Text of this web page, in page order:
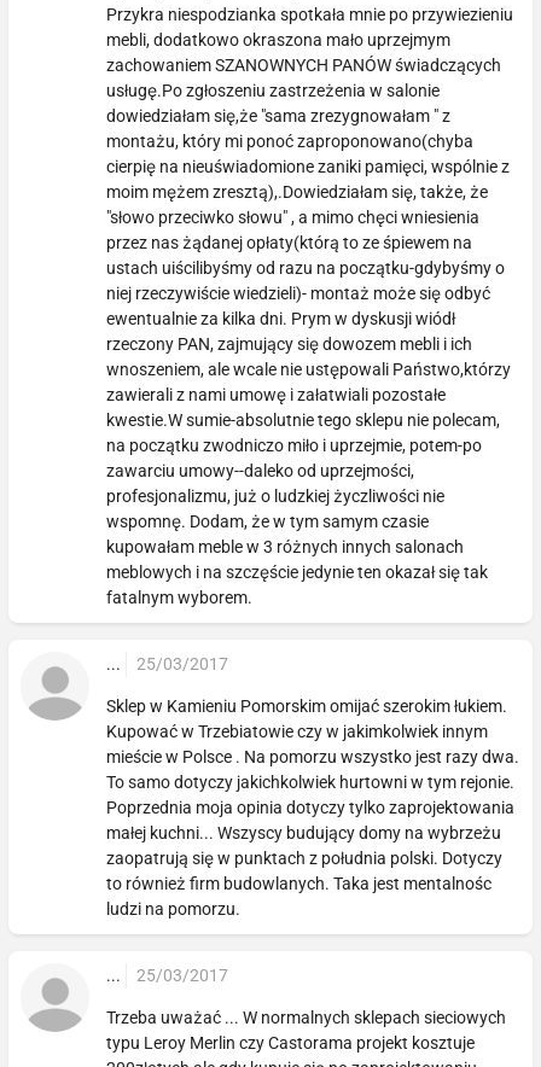
Przykra niespodzianka spotkała mnie po przywiezieniu
mebli, dodatkowo okraszona mało uprzejmym
zachowaniem SZANOWNYCH PANÓW świadczących
usługę.Po zgłoszeniu zastrzeżenia w salonie
dowiedziałam się,że "sama zrezygnowałam " z
montażu, który mi ponoć zaproponowano(chyba
cierpię na nieuświadomione zaniki pamięci, wspólnie z
moim mężem zresztą),.Dowiedziałam się, także, że
"słowo przeciwko słowu" , a mimo chęci wniesienia
przez nas żądanej opłaty(którą to ze śpiewem na
ustach uiścilibyśmy od razu na początku-gdybyśmy o
niej rzeczywiście wiedzieli)- montaż może się odbyć
ewentualnie za kilka dni. Prym w dyskusji wiódł
rzeczony PAN, zajmujący się dowozem mebli i ich
wnoszeniem, ale wcale nie ustępowali Państwo,którzy
zawierali z nami umowę i załatwiali pozostałe
kwestie.W sumie-absolutnie tego sklepu nie polecam,
na początku zwodniczo miło i uprzejmie, potem-po
zawarciu umowy--daleko od uprzejmości,
profesjonalizmu, już o ludzkiej życzliwości nie
wspomnę. Dodam, że w tym samym czasie
kupowałam meble w 3 różnych innych salonach
meblowych i na szczęście jedynie ten okazał się tak
fatalnym wyborem.
... 25/03/2017
Sklep w Kamieniu Pomorskim omijać szerokim łukiem.
Kupować w Trzebiatowie czy w jakimkolwiek innym
mieście w Polsce . Na pomorzu wszystko jest razy dwa.
To samo dotyczy jakichkolwiek hurtowni w tym rejonie.
Poprzednia moja opinia dotyczy tylko zaprojektowania
małej kuchni... Wszyscy budujący domy na wybrzeżu
zaopatrują się w punktach z południa polski. Dotyczy
to również firm budowlanych. Taka jest mentalnośc
ludzi na pomorzu.
... 25/03/2017
Trzeba uważać ... W normalnych sklepach sieciowych
typu Leroy Merlin czy Castorama projekt kosztuje